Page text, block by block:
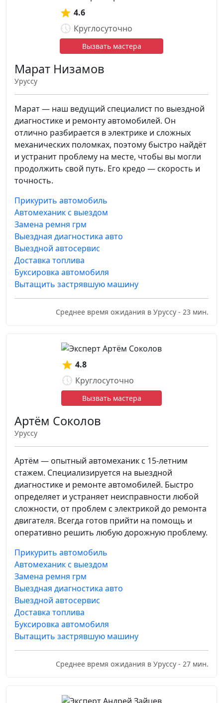
4.6
Круглосуточно
Вызвать мастера
Марат Низамов
Уруссу
Марат — наш ведущий специалист по выездной
диагностике и ремонту автомобилей. Он
отлично разбирается в электрике и сложных
механических поломках, поэтому быстро найдёт
и устранит проблему на месте, чтобы вы могли
продолжить свой путь. Его кредо — скорость и
точность.
Прикурить автомобиль
Автомеханик с выездом
Замена ремня грм
Выездная диагностика авто
Выездной автосервис
Доставка топлива
Буксировка автомобиля
Вытащить застрявшую машину
Среднее время ожидания в Уруссу - 23 мин.
4.8
Круглосуточно
Вызвать мастера
Артём Соколов
Уруссу
Артём — опытный автомеханик с 15-летним
стажем. Специализируется на выездной
диагностике и ремонте автомобилей. Быстро
определяет и устраняет неисправности любой
сложности, от проблем с электрикой до ремонта
двигателя. Всегда готов прийти на помощь и
оперативно решить любую дорожную проблему.
Прикурить автомобиль
Автомеханик с выездом
Замена ремня грм
Выездная диагностика авто
Выездной автосервис
Доставка топлива
Буксировка автомобиля
Вытащить застрявшую машину
Среднее время ожидания в Уруссу - 27 мин.